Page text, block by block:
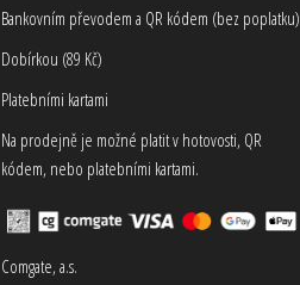
Bankovním převodem a QR kódem (bez poplatku)
Dobírkou (89 Kč)
Platebními kartami
Na prodejně je možné platit v hotovosti, QR
kódem, nebo platebními kartami.
Comgate, a.s.